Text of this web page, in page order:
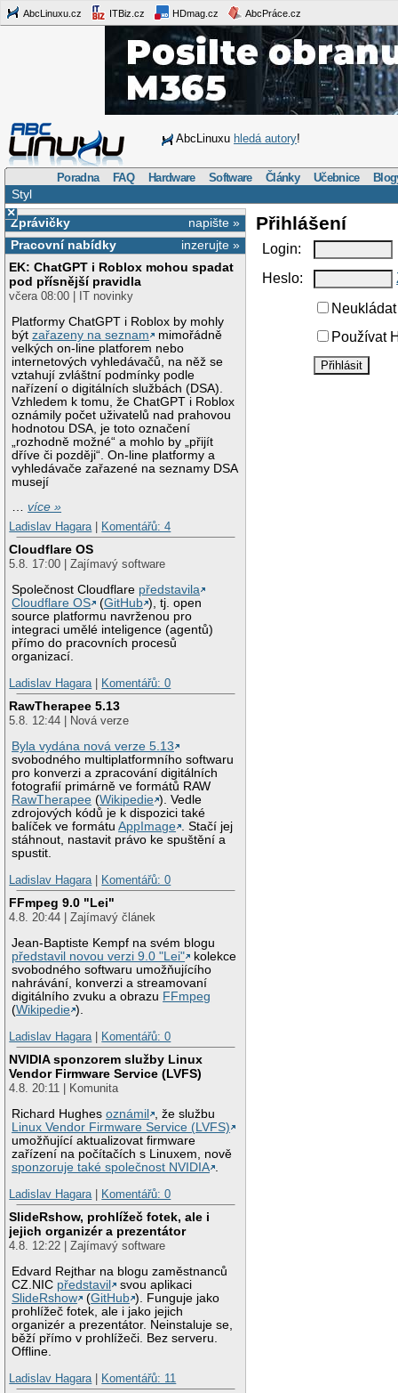
AbcLinuxu.cz ITBiz.cz HDmag.cz AbcPráce.cz
AbcLinuxu hledá autory!
Poradna FAQ Hardware Software Články Učebnice
Styl
×
napište »
Zprávičky
inzerujte »
Pracovní nabídky
EK: ChatGPT i Roblox mohou spadat
pod přísnější pravidla
včera 08:00 | IT novinky
Platformy ChatGPT i Roblox by mohly
býtzařazeny na seznam
mimořádně
velkých on-line platforem nebo
internetových vyhledávačů, na něž se
vztahují zvláštní podmínky podle
nařízení o digitálních službách (DSA).
Vzhledem k tomu, že ChatGPT i Roblox
oznámily počet uživatelů nad prahovou
hodnotou DSA, je toto označení
„rozhodně možné“ a mohlo by „přijít
dříve či později“. On-line platformy a
vyhledávače zařazené na seznamy DSA
musejí
…více »
Ladislav Hagara
Komentářů: 4
Cloudflare OS
5.8. 17:00 | Zajímavý software
Společnost Cloudflare představila
Cloudflare OS
(GitHub ), tj. open
source platformu navrženou pro
integraci umělé inteligence (agentů)
přímo do pracovních procesů
organizací.
Ladislav Hagara
Komentářů: 0
RawTherapee 5.13
5.8. 12:44 | Nová verze
Byla vydána nová verze 5.13
svobodného multiplatformního softwaru
pro konverzi a zpracování digitálních
fotografií primárně ve formátů RAW
RawTherapee (Wikipedie ). Vedle
zdrojových kódů je k dispozici také
balíček ve formátuAppImage . Stačí jej
stáhnout, nastavit právo ke spuštění a
spustit.
Ladislav Hagara
Komentářů: 0
FFmpeg 9.0 "Lei"
4.8. 20:44 | Zajímavý článek
Jean-Baptiste Kempf na svém blogu
představil novou verzi 9.0 "Lei"
kolekce
svobodného softwaru umožňujícího
nahrávání, konverzi a streamovaní
digitálního zvuku a obrazu FFmpeg
(Wikipedie ).
Ladislav Hagara
Komentářů: 0
NVIDIA sponzorem služby Linux
Vendor Firmware Service (LVFS)
4.8. 20:11 | Komunita
Richard Hughesoznámil
, že službu
Linux Vendor Firmware Service (LVFS)
umožňující aktualizovat firmware
zařízení na počítačích s Linuxem, nově
sponzoruje také společnost NVIDIA .
Ladislav Hagara | Komentářů: 0
SlideRshow, prohlížeč fotek, ale i
jejich organizér a prezentátor
4.8. 12:22 | Zajímavý software
Edvard Rejthar na blogu zaměstnanců
CZ.NIC představil
svou aplikaci
SlideRshow
(GitHub ). Funguje jako
prohlížeč fotek, ale i jako jejich
organizér a prezentátor. Neinstaluje se,
běží přímo v prohlížeči. Bez serveru.
Offline.
Ladislav Hagara | Komentářů: 11
Přihlášení
Login:
Heslo:
Používat